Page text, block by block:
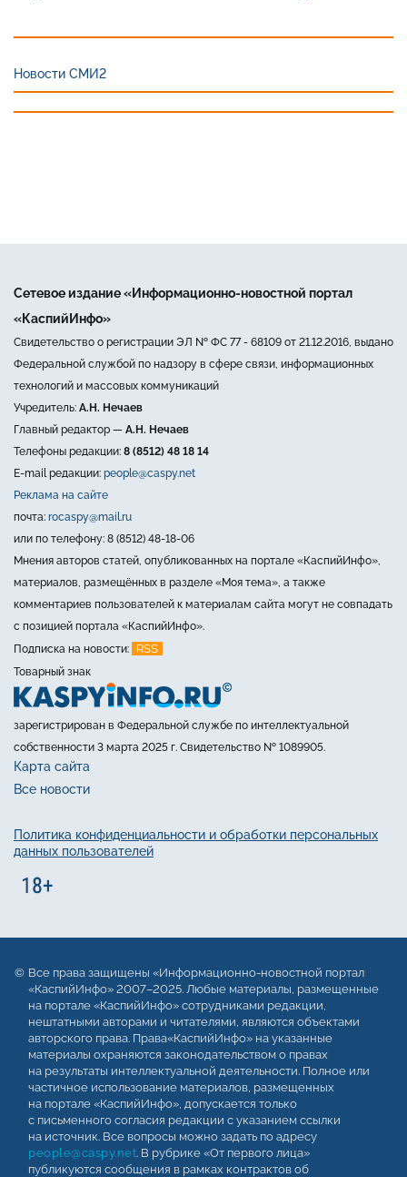
Новости СМИ2
Сетевое издание «Информационно-новостной портал
«КаспийИнфо»
Свидетельство о регистрации ЭЛ № ФС 77 - 68109 от 21.12.2016, выдано
Федеральной службой по надзору в сфере связи, информационных
технологий и массовых коммуникаций
Учредитель: А.Н. Нечаев
Главный редактор — А.Н. Нечаев
Телефоны редакции: 8 (8512) 48 18 14
E-mail редакции: people@caspy.net
Реклама на сайте
почта: rocaspy@mail.ru
или по телефону: 8 (8512) 48-18-06
Мнения авторов статей, опубликованных на портале «КаспийИнфо»,
материалов, размещённых в разделе «Моя тема», а также
комментариев пользователей к материалам сайта могут не совпадать
с позицией портала «КаспийИнфо».
Подписка на новости:
RSS
Товарный знак
зарегистрирован в Федеральной службе по интеллектуальной
собственности 3 марта 2025 г. Свидетельство № 1089905.
Карта сайта
Все новости
Политика конфиденциальности и обработки персональных
данных пользователей
Все права защищены «Информационно-новостной портал
«КаспийИнфо» 2007–2025. Любые материалы, размещенные
на портале «КаспийИнфо» сотрудниками редакции,
нештатными авторами и читателями, являются объектами
авторского права. Права«КаспийИнфо» на указанные
материалы охраняются законодательством о правах
на результаты интеллектуальной деятельности. Полное или
частичное использование материалов, размещенных
на портале «КаспийИнфо», допускается только
с письменного согласия редакции с указанием ссылки
на источник. Все вопросы можно задать по адресу
people@caspy.net. В рубрике «От первого лица»
публикуются сообщения в рамках контрактов об